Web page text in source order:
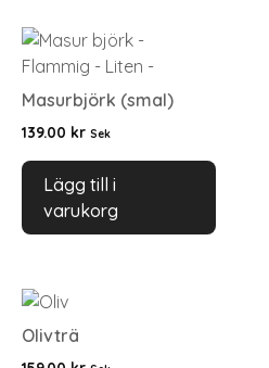
Masurbjörk (smal)
139.00 kr Sek
Lägg till i
varukorg
Olivträ